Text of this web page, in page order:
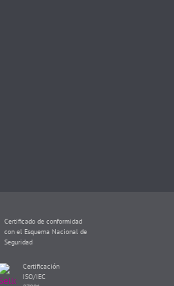
Certificado de conformidad
con el Esquema Nacional de
Seguridad
Certificación
ISO/IEC